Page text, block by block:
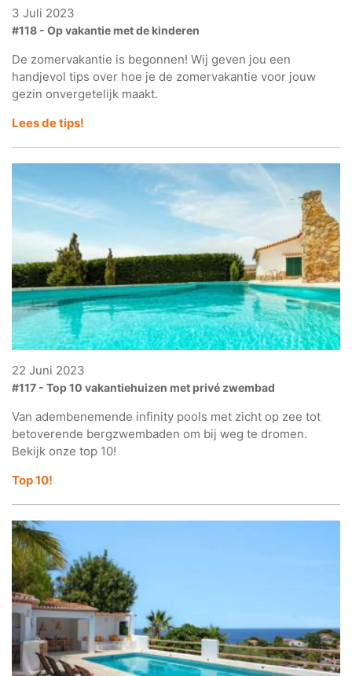
3 Juli 2023
#118 - Op vakantie met de kinderen
De zomervakantie is begonnen! Wij geven jou een
handjevol tips over hoe je de zomervakantie voor jouw
gezin onvergetelijk maakt.
Lees de tips!
22 Juni 2023
#117 - Top 10 vakantiehuizen met privé zwembad
Van adembenemende infinity pools met zicht op zee tot
betoverende bergzwembaden om bij weg te dromen.
Bekijk onze top 10!
Top 10!